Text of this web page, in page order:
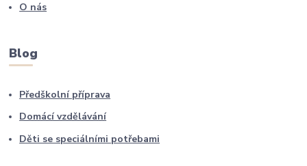
O nás
Blog
Předškolní příprava
Domácí vzdělávání
Děti se speciálními potřebami